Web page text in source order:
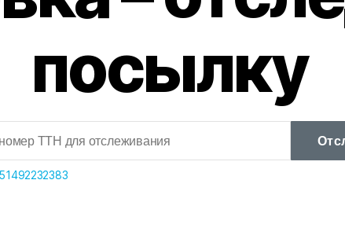
посылку